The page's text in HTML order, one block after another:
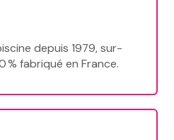
depuis 1979, sur-
% fabriqué en France.